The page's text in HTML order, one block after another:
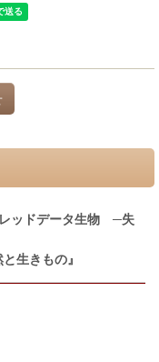
ッドデータ生物 ─失
生きもの』